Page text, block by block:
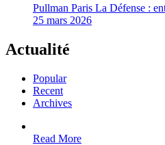
Pullman Paris La Défense :
25 mars 2026
Actualité
Popular
Recent
Archives
Read More